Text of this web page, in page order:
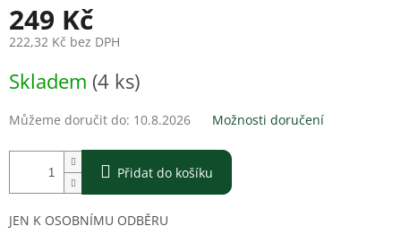
249 Kč
222,32 Kč bez DPH
cena:
Skladem (4 ks)
Můžeme doručit do: 10.8.2026 Možnosti doručení
Přidat do košíku
JEN K OSOBNÍMU ODBĚRU